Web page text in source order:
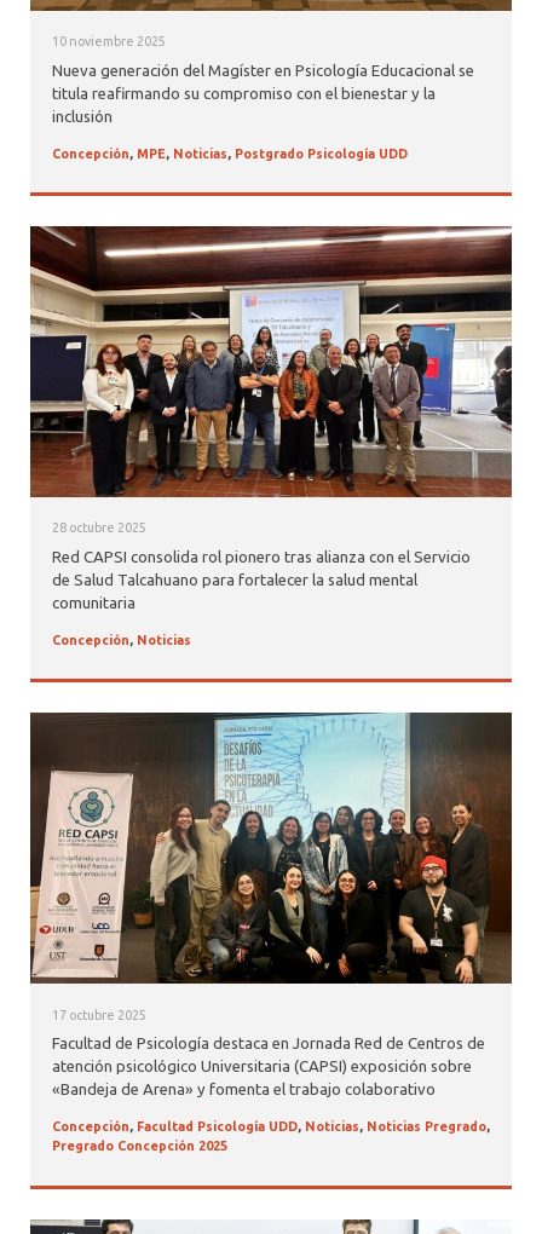
10 noviembre 2025
Nueva generación del Magíster en Psicología Educacional se
titula reafirmando su compromiso con el bienestar y la
inclusión
Concepción, MPE, Noticias, Postgrado Psicología UDD
28 octubre 2025
Red CAPSI consolida rol pionero tras alianza con el Servicio
de Salud Talcahuano para fortalecer la salud mental
comunitaria
Concepción, Noticias
17 octubre 2025
Facultad de Psicología destaca en Jornada Red de Centros de
atención psicológico Universitaria (CAPSI) exposición sobre
«Bandeja de Arena» y fomenta el trabajo colaborativo
Concepción, Facultad Psicología UDD, Noticias, Noticias Pregrado,
Pregrado Concepción 2025